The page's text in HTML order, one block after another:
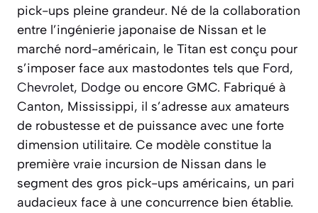
pick-ups pleine grandeur. Né de la collaboration
entre l’ingénierie japonaise de Nissan et le
marché nord-américain, le Titan est conçu pour
s’imposer face aux mastodontes tels que Ford,
Chevrolet, Dodge ou encore GMC. Fabriqué à
Canton, Mississippi, il s’adresse aux amateurs
de robustesse et de puissance avec une forte
dimension utilitaire. Ce modèle constitue la
première vraie incursion de Nissan dans le
segment des gros pick-ups américains, un pari
audacieux face à une concurrence bien établie.